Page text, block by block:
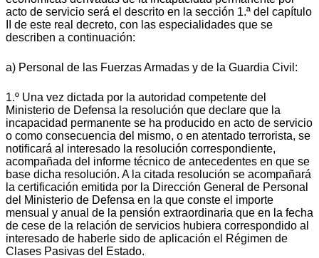
acto de servicio será el descrito en la sección 1.ª del capítulo
II de este real decreto, con las especialidades que se
describen a continuación:
a) Personal de las Fuerzas Armadas y de la Guardia Civil:
1.º Una vez dictada por la autoridad competente del
Ministerio de Defensa la resolución que declare que la
incapacidad permanente se ha producido en acto de servicio
o como consecuencia del mismo, o en atentado terrorista, se
notificará al interesado la resolución correspondiente,
acompañada del informe técnico de antecedentes en que se
base dicha resolución. A la citada resolución se acompañará
la certificación emitida por la Dirección General de Personal
del Ministerio de Defensa en la que conste el importe
mensual y anual de la pensión extraordinaria que en la fecha
de cese de la relación de servicios hubiera correspondido al
interesado de haberle sido de aplicación el Régimen de
Clases Pasivas del Estado.